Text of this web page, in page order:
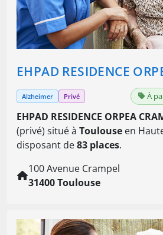
EHPAD RESIDENCE
Alzheimer Privé À
EHPAD RESIDENCE ORPEA
(privé) situé à Toulouse en
disposant de83 places.
100 Avenue Crampel
31400 Toulouse